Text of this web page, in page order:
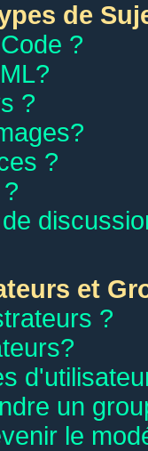
de
?
?
?
et
?
un
le